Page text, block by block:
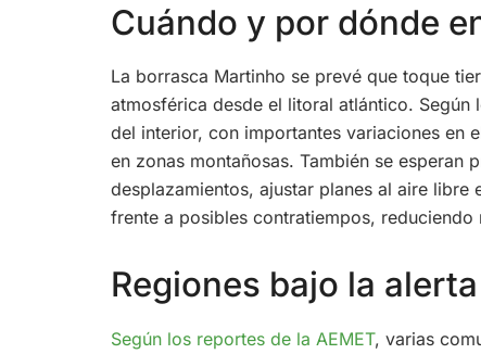
Cuándo y por dónde
La borrasca Martinho se prevé que toque
atmosférica desde el litoral atlántico.
del interior, con importantes variaciones en
en zonas montañosas. También se esperan
desplazamientos, ajustar planes al aire
frente a posibles contratiempos,
Regiones bajo la
Según los reportes de la AEMET, varias